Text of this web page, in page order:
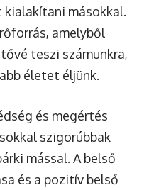
másokkal.
amelyből
teszi számunkra,
életet éljünk.
és megértés
szigorúbbak
mással. A belső
és a pozitív belső